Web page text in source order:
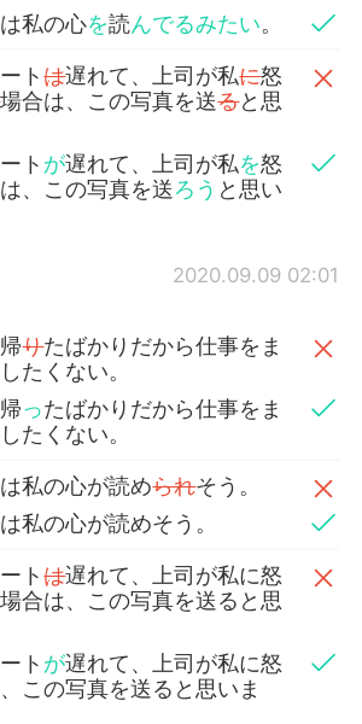
私の心を読んでるみたい。
トは遅れて、上司が私に怒
場合は、この写真を送ると思
ト が遅れて、上司が私を怒
、この写真を送ろう と思い
2020.09.09 02:01
りたばかりだから仕事をま
たくない。
ったばかりだから仕事をま
たくない。
私の心が読められそう。
私の心が読めそう。
トは遅れて、上司が私に怒
合は、この写真を送ると思
ト が遅れて、上司が私に怒
この写真を送ると思いま